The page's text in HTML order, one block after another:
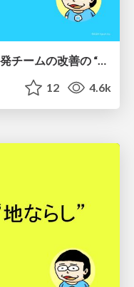
事業部のプロジェクト進行と開発チームの改善の “時間軸" のすり合わせ
12 4.6k